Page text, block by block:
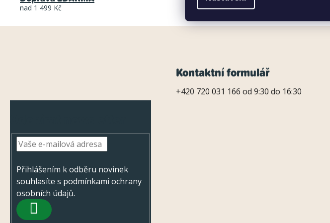
nad 1 499 Kč klub pro věrné zákazníky
Přihlášením k odběru novinek
souhlasíte s podmínkami ochrany
osobních údajů.
PŘIHLÁSIT
Kontaktní formulář
+420 720 031 166 od 9:30 do 16:30